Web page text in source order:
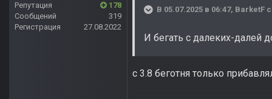
Репутация
178
Сообщений
319
Регистрация
27.08.2022
В 05.07.2025 в 06:47, BarketF
И бегать с далеких-далей
с 3.8 беготня только